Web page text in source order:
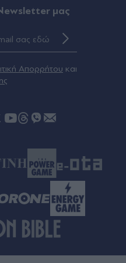
Κάλλας ως
& Εικόνες)
θανάτους
Οι κτηνίατροι
μας
Απορρήτου και